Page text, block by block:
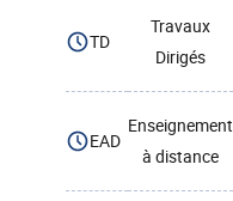
TD
Travaux
Dirigés
EAD
Enseignement
à distance